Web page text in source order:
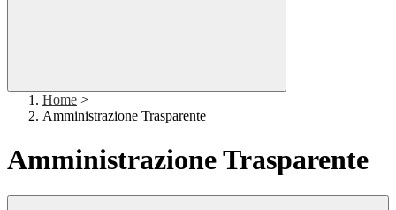
Home >
Amministrazione Trasparente
Amministrazione Trasparente